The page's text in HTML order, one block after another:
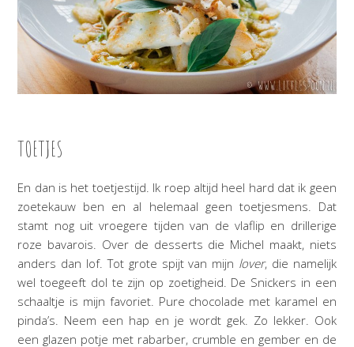
TOETJES
En dan is het toetjestijd. Ik roep altijd heel hard dat ik geen
zoetekauw ben en al helemaal geen toetjesmens. Dat
stamt nog uit vroegere tijden van de vlaflip en drillerige
roze bavarois. Over de desserts die Michel maakt, niets
anders dan lof. Tot grote spijt van mijn lover, die namelijk
wel toegeeft dol te zijn op zoetigheid. De Snickers in een
schaaltje is mijn favoriet. Pure chocolade met karamel en
pinda’s. Neem een hap en je wordt gek. Zo lekker. Ook
een glazen potje met rabarber, crumble en gember en de